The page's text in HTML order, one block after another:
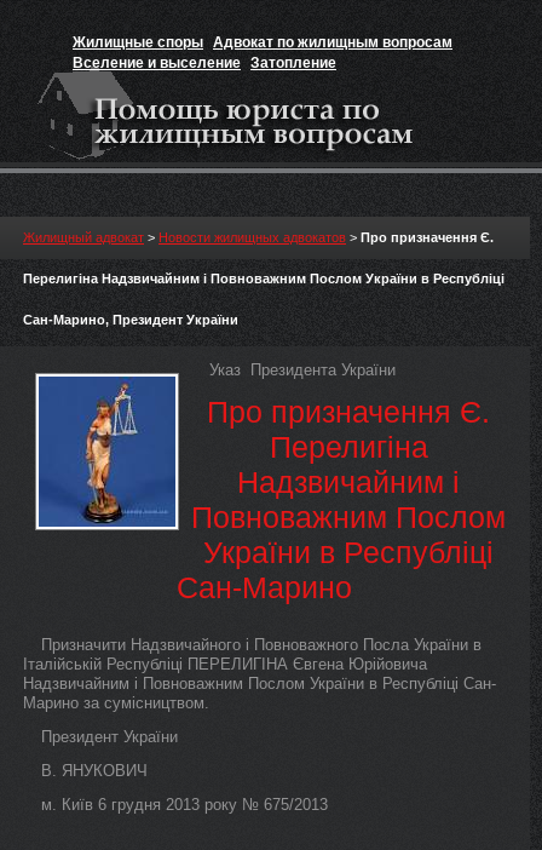
Жилищные споры Адвокат по жилищным вопросам
Вселение и выселение Затопление
Признание прав на жильё
Жилищный адвокат > Новости жилищных адвокатов > Про призначення Є.
Перелигіна Надзвичайним і Повноважним Послом України в Республіці
Сан-Марино, Президент України
Указ Президента України
Про призначення Є.
Перелигіна
Надзвичайним і
Повноважним Послом
України в Республіці
Сан-Марино
Призначити Надзвичайного і Повноважного Посла України в
Італійській Республіці ПЕРЕЛИГІНА Євгена Юрійовича
Надзвичайним і Повноважним Послом України в Республіці Сан-
Марино за сумісництвом.
Президент України
В. ЯНУКОВИЧ
м. Київ 6 грудня 2013 року № 675/2013